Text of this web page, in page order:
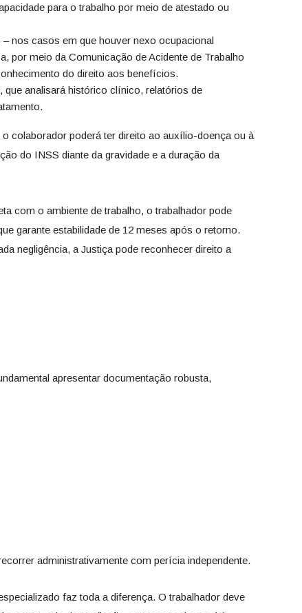
para o trabalho por meio de atestado ou
– nos casos em que houver nexo ocupacional
por meio da Comunicação de Acidente de Trabalho
do direito aos benefícios.
que analisará histórico clínico, relatórios de
colaborador poderá ter direito ao auxílio-doença ou à
do INSS diante da gravidade e a duração da
com o ambiente de trabalho, o trabalhador pode
garante estabilidade de 12 meses após o retorno.
negligência, a Justiça pode reconhecer direito a
apresentar documentação robusta,
administrativamente com perícia independente.
faz toda a diferença. O trabalhador deve